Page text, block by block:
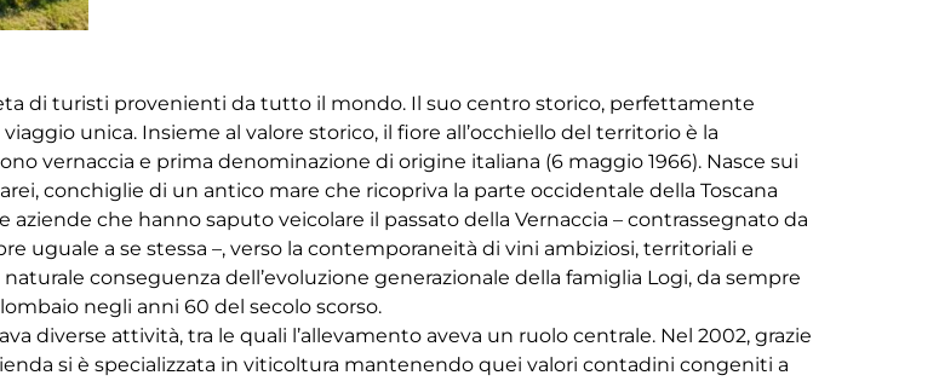
di turisti provenienti da tutto il mondo. Il suo centro storico, perfettamente
unica. Insieme al valore storico, il fiore all’occhiello del territorio è la
vernaccia e prima denominazione di origine italiana (6 maggio 1966). Nasce sui
conchiglie di un antico mare che ricopriva la parte occidentale della Toscana
aziende che hanno saputo veicolare il passato della Vernaccia – contrassegnato da
uguale a se stessa –, verso la contemporaneità di vini ambiziosi, territoriali e
conseguenza dell’evoluzione generazionale della famiglia Logi, da sempre
negli anni 60 del secolo scorso.
diverse attività, tra le quali l’allevamento aveva un ruolo centrale. Nel 2002, grazie
si è specializzata in viticoltura mantenendo quei valori contadini congeniti a